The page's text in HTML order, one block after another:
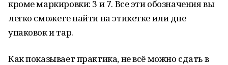
кроме маркировки: 3 и 7. Все эти обозначения вы
легко сможете найти на этикетке или дне
упаковок и тар.
Как показывает практика, не всё можно сдать в